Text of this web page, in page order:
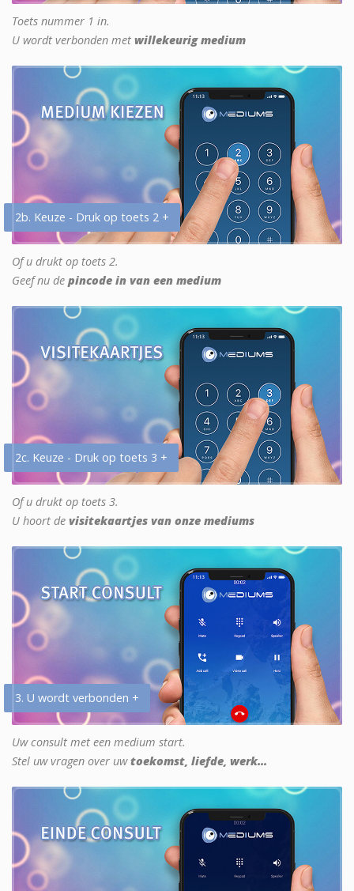
Toets nummer 1 in.
U wordt verbonden met willekeurig medium
2b. Keuze - Druk op toets 2 +
Of u drukt op toets 2.
Geef nu de pincode in van een medium
2c. Keuze - Druk op toets 3 +
Of u drukt op toets 3.
U hoort de visitekaartjes van onze mediums
3. U wordt verbonden +
Uw consult met een medium start.
Stel uw vragen over uwtoekomst, liefde, werk...